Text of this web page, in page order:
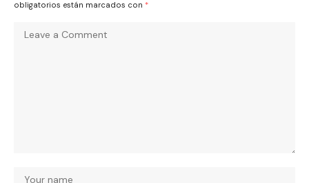
obligatorios están marcados con *